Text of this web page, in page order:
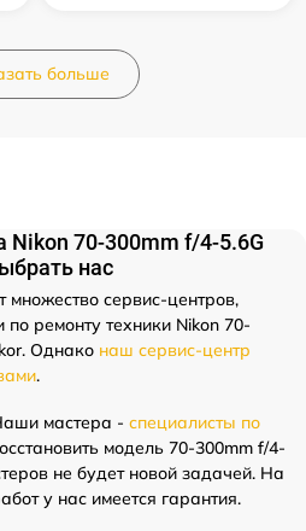
больше
Nikon 70-300mm f/4-5.6G
нас
множество сервис-центров,
ремонту техники Nikon 70-
Однако наш сервис-центр
.
мастера - специалисты по
модель 70-300mm f/4-
не будет новой задачей. На
у нас имеется гарантия.